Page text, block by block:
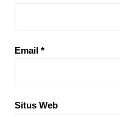
Email *
Situs Web